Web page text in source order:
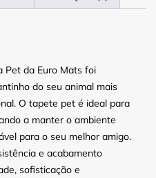
Pet da Euro Mats foi
do seu animal mais
O tapete pet é ideal para
a manter o ambiente
para o seu melhor amigo.
e acabamento
sofisticação e